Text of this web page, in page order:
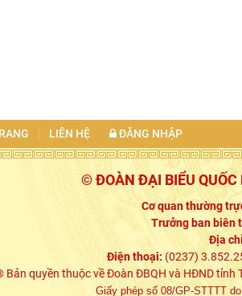
LIÊN HỆ ĐĂNG NHẬP
© ĐOÀN ĐẠI BIỂU
Cơ quan thường
Trưởng ban biên
Địa
Điện thoại: (0237)
Bản quyền thuộc về Đoàn ĐBQH và HĐND tỉnh
Giấy phép số 08/GP-STTTT